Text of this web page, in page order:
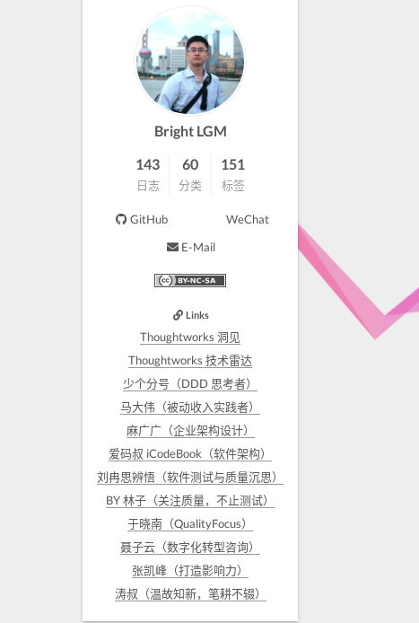
Bright LGM
143
日志
60
分类
151
标签
GitHub
WeChat
E-Mail
Links
Thoughtworks 洞见
Thoughtworks 技术雷达
少个分号（DDD 思考者）
马大伟（被动收入实践者）
麻广广（企业架构设计）
爱码叔 iCodeBook（软件架构）
刘冉思辨悟（软件测试与质量沉思）
BY 林子（关注质量，不止测试）
于晓南（QualityFocus）
聂子云（数字化转型咨询）
张凯峰（打造影响力）
涛叔（温故知新，笔耕不辍）